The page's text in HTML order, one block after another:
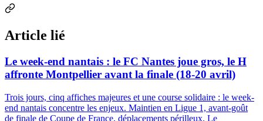
Article lié
Le week-end nantais : le FC Nantes joue gros, le H
affronte Montpellier avant la finale (18-20 avril)
Trois jours, cinq affiches majeures et une course solidaire : le week-
end nantais concentre les enjeux. Maintien en Ligue 1, avant-goût
de finale de Coupe de France, déplacements périlleux. Le